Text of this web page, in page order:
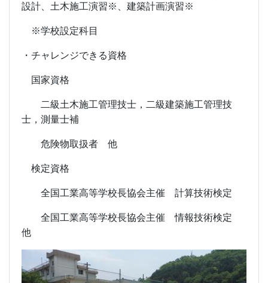
設計、土木施工演習※、建築計画演習※
※学校設定科目
・チャレンジできる資格
国家資格
二級土木施工管理技士，二級建築施工管理技
士，測量士補
危険物取扱者 他
検定資格
全国工業高等学校長協会主催 計算技術検定
全国工業高等学校長協会主催 情報技術検定
他